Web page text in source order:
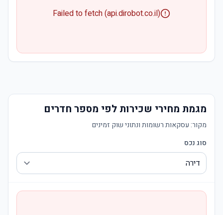
Failed to fetch (api.dirobot.co.il)
מגמת מחירי שכירות לפי מספר חדרים
מקור: עסקאות רשומות ונתוני שוק זמינים
סוג נכס